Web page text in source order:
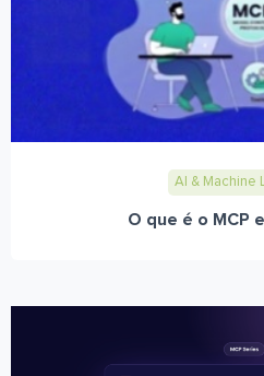
AI & Machine
O que é o MCP